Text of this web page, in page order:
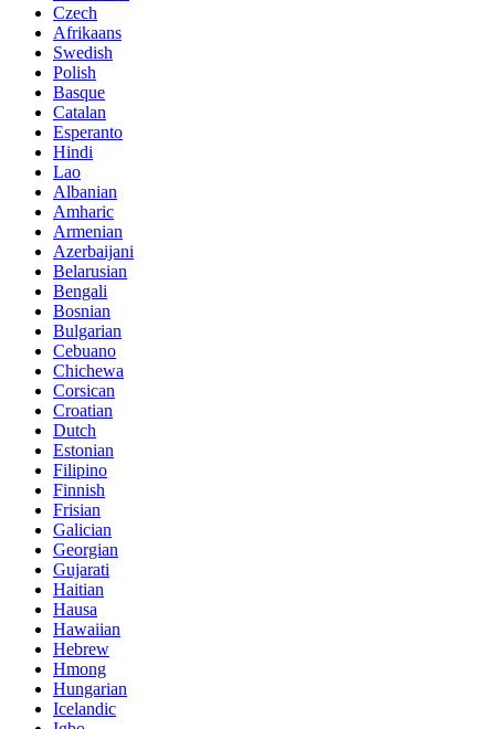
Czech
Afrikaans
Swedish
Polish
Basque
Catalan
Esperanto
Hindi
Lao
Albanian
Amharic
Armenian
Azerbaijani
Belarusian
Bengali
Bosnian
Bulgarian
Cebuano
Chichewa
Corsican
Croatian
Dutch
Estonian
Filipino
Finnish
Frisian
Galician
Georgian
Gujarati
Haitian
Hausa
Hawaiian
Hebrew
Hmong
Hungarian
Icelandic